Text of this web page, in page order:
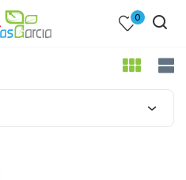
0